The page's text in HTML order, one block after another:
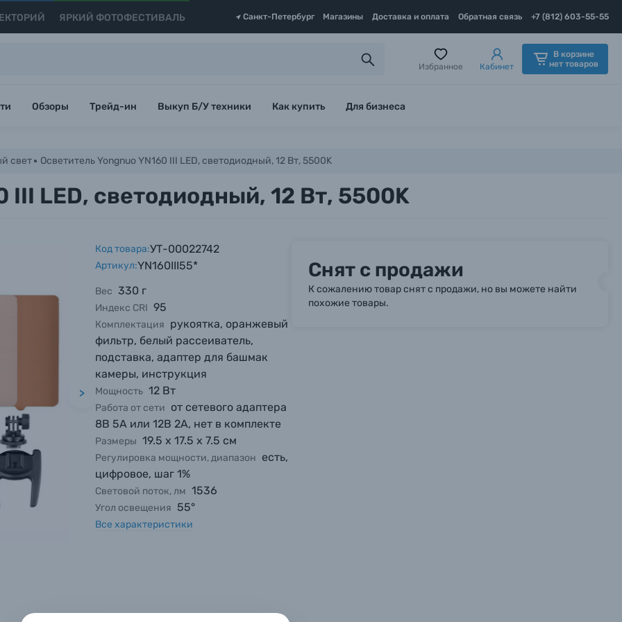
ЯРКИЙ ФОТОФЕСТИВАЛЬ Санкт-Петербург Магазины Доставка и оплата Обратная связь +7 (812) 603-55-55
вопросы?
вопросы?
Избранное Кабинет
В корзине
нет товаров
Обзоры Трейд-ин Выкуп Б/У техники Как купить Для бизнеса
свет Осветитель Yongnuo YN160 III LED, светодиодный, 12 Вт, 5500K
III LED, светодиодный, 12 Вт, 5500K
>
Код товара:УТ-00022742
Артикул:YN160III55*
Вес 330 г
Индекс CRI 95
Комплектация рукоятка, оранжевый
фильтр, белый рассеиватель,
подставка, адаптер для башмак
камеры, инструкция
Мощность 12 Вт
Работа от сети от сетевого адаптера
8В 5А или 12В 2А, нет в комплекте
Размеры 19.5 х 17.5 х 7.5 см
Регулировка мощности, диапазон есть,
цифровое, шаг 1%
Световой поток, лм 1536
Угол освещения 55°
Все характеристики
Снят с продажи
К сожалению товар снят с продажи, но вы можете найти
похожие товары.
вопросы?